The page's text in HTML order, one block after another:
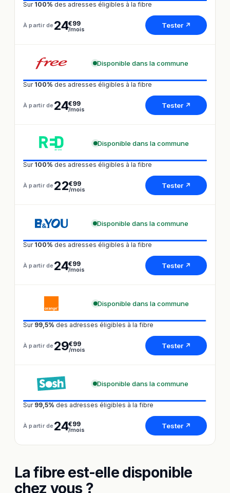
Sur 100% des adresses éligibles à la fibre
À partir de 24€99
/mois Tester ↗
Disponible dans la commune
Sur 100% des adresses éligibles à la fibre
À partir de 24€99
/mois Tester ↗
Disponible dans la commune
Sur 100% des adresses éligibles à la fibre
À partir de 22€99
/mois Tester ↗
Disponible dans la commune
Sur 100% des adresses éligibles à la fibre
À partir de 24€99
/mois Tester ↗
Disponible dans la commune
Sur 99,5% des adresses éligibles à la fibre
À partir de 29€99
/mois Tester ↗
Disponible dans la commune
Sur 99,5% des adresses éligibles à la fibre
À partir de 24€99
/mois Tester ↗
La fibre est-elle disponible
chez vous ?